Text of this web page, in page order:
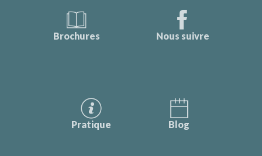
Brochures Nous suivre
Pratique Blog